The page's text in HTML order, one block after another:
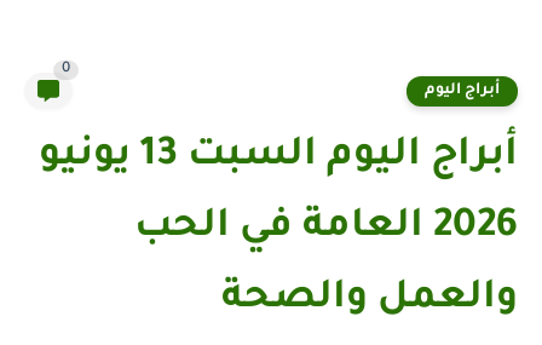
أبراج اليوم
0
أبراج اليوم السبت 13 يونيو
2026 العامة في الحب
والعمل والصحة